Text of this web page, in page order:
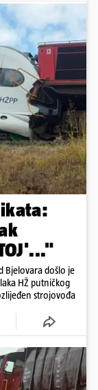
Bjelovara došlo je
HŽ putničkog
strojovođa